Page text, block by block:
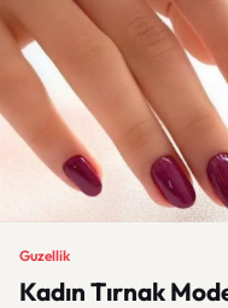
Guzellik
Kadın Tırnak